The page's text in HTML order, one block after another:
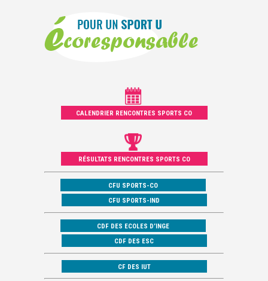
CALENDRIER RENCONTRES SPORTS CO
RÉSULTATS RENCONTRES SPORTS CO
CFU SPORTS-CO
CFU SPORTS-IND
CDF DES ECOLES D’INGE
CDF DES ESC
CF DES IUT